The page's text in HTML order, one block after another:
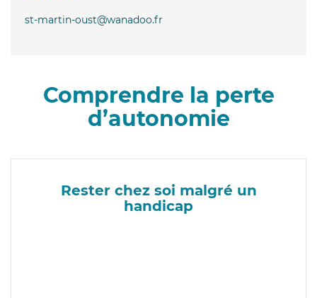
st-martin-oust@wanadoo.fr
Comprendre la perte
d’autonomie
Rester chez soi malgré un
handicap